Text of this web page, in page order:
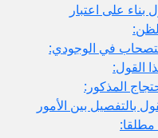
بناء على اعتبار
في الوجودي:
القول:
المذكور:
بالتفصيل بين الأمور